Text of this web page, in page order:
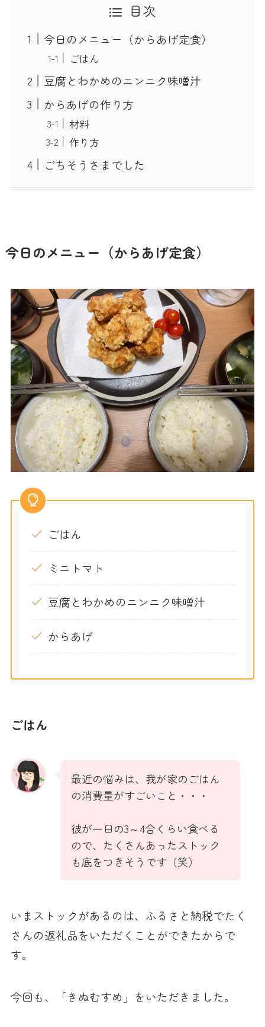
目次
今日のメニュー（からあげ定食）
ごはん
豆腐とわかめのニンニク味噌汁
からあげの作り方
材料
作り方
ごちそうさまでした
今日のメニュー（からあげ定食）
ごはん
ミニトマト
豆腐とわかめのニンニク味噌汁
からあげ
ごはん
最近の悩みは、我が家のごはん
の消費量がすごいこと・・・
彼が一日の3～4合くらい食べる
ので、たくさんあったストック
も底をつきそうです（笑）
いまストックがあるのは、ふるさと納税でたく
さんの返礼品をいただくことができたからで
す。
今回も、「きぬむすめ」をいただきました。